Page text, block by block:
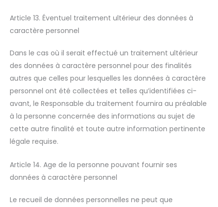
Article 13. Éventuel traitement ultérieur des données à
caractère personnel
Dans le cas où il serait effectué un traitement ultérieur
des données à caractère personnel pour des finalités
autres que celles pour lesquelles les données à caractère
personnel ont été collectées et telles qu’identifiées ci-
avant, le Responsable du traitement fournira au préalable
à la personne concernée des informations au sujet de
cette autre finalité et toute autre information pertinente
légale requise.
Article 14. Age de la personne pouvant fournir ses
données à caractère personnel
Le recueil de données personnelles ne peut que